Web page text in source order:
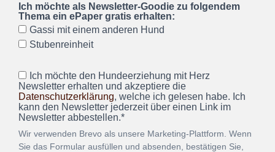
Ich möchte als Newsletter-Goodie zu folgendem
Thema ein ePaper gratis erhalten:
Gassi mit einem anderen Hund
Stubenreinheit
Ich möchte den Hundeerziehung mit Herz
Newsletter erhalten und akzeptiere die
Datenschutzerklärung, welche ich gelesen habe. Ich
kann den Newsletter jederzeit über einen Link im
Newsletter abbestellen.*
Wir verwenden Brevo als unsere Marketing-Plattform. Wenn
Sie das Formular ausfüllen und absenden, bestätigen Sie,